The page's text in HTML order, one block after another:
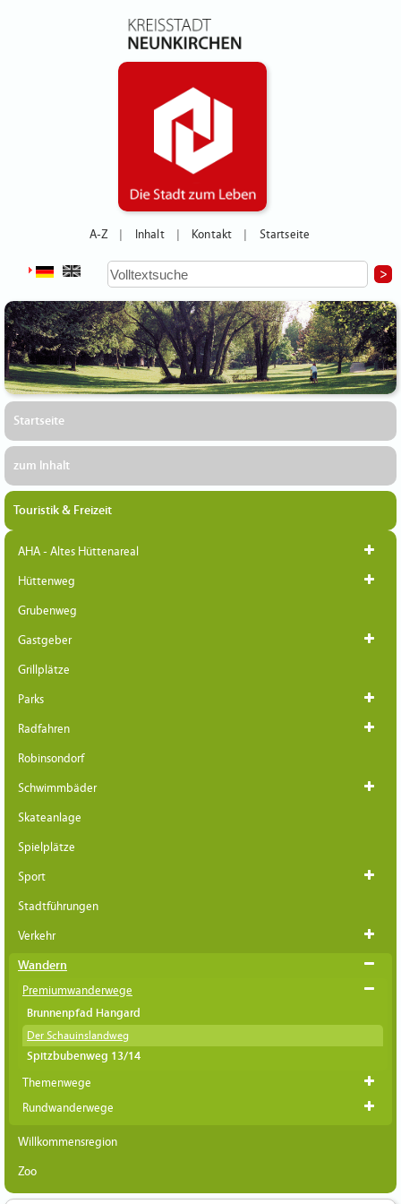
A-Z Inhalt Kontakt Startseite
Startseite
zum Inhalt
Touristik & Freizeit
AHA - Altes Hüttenareal
Hüttenweg
Grubenweg
Gastgeber
Grillplätze
Parks
Radfahren
Robinsondorf
Schwimmbäder
Skateanlage
Spielplätze
Sport
Stadtführungen
Verkehr
Wandern
Premiumwanderwege
Brunnenpfad Hangard
Der Schauinslandweg
Spitzbubenweg 13/14
Themenwege
Rundwanderwege
Willkommensregion
Zoo